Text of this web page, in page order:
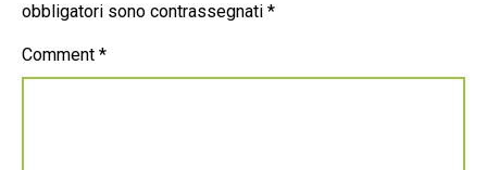
obbligatori sono contrassegnati *
Comment *